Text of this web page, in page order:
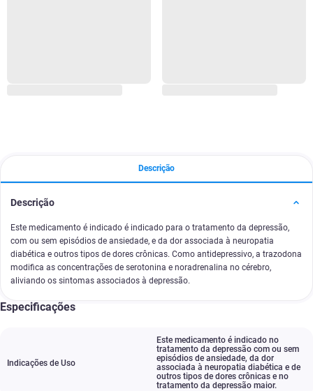
Descrição
Descrição
Este medicamento é indicado é indicado para o tratamento da depressão,
com ou sem episódios de ansiedade, e da dor associada à neuropatia
diabética e outros tipos de dores crônicas. Como antidepressivo, a trazodona
modifica as concentrações de serotonina e noradrenalina no cérebro,
aliviando os sintomas associados à depressão.
Especificações
Indicações de Uso
Este medicamento é indicado no
tratamento da depressão com ou sem
episódios de ansiedade, da dor
associada à neuropatia diabética e de
outros tipos de dores crônicas e no
tratamento da depressão maior.